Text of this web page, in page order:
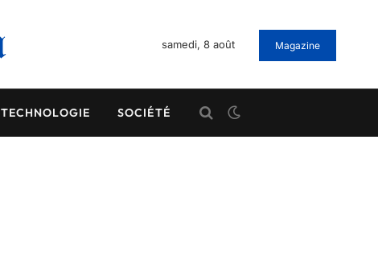
samedi, 8 août Magazine
TECHNOLOGIE SOCIÉTÉ